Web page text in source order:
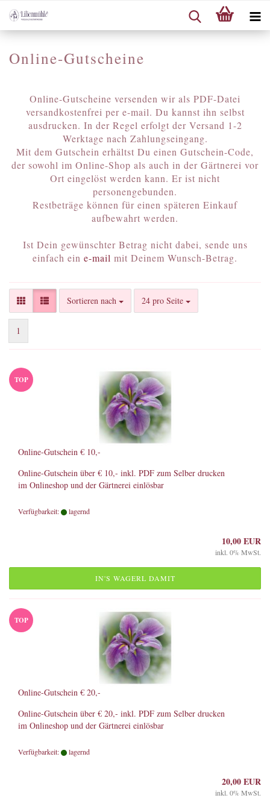
Online-Gutscheine
Online-Gutscheine versenden wir als PDF-Datei
versandkostenfrei per e-mail. Du kannst ihn selbst
ausdrucken. In der Regel erfolgt der Versand 1-2
Werktage nach Zahlungseingang.
Mit dem Gutschein erhältst Du einen Gutschein-Code,
der sowohl im Online-Shop als auch in der Gärtnerei vor
Ort eingelöst werden kann. Er ist nicht
personengebunden.
Restbeträge können für einen späteren Einkauf
aufbewahrt werden.
Ist Dein gewünschter Betrag nicht dabei, sende uns
einfach ein e-mail mit Deinem Wunsch-Betrag.
Sortieren nach
Sortieren nach 24 pro Seite
pro Seite
1
TOP
Online-Gutschein € 10,-
Online-Gutschein über € 10,- inkl. PDF zum Selber drucken
im Onlineshop und der Gärtnerei einlösbar
Verfügbarkeit: lagernd
10,00 EUR
inkl. 0% MwSt.
IN'S WAGERL DAMIT
TOP
Online-Gutschein € 20,-
Online-Gutschein über € 20,- inkl. PDF zum Selber drucken
im Onlineshop und der Gärtnerei einlösbar
Verfügbarkeit: lagernd
20,00 EUR
inkl. 0% MwSt.